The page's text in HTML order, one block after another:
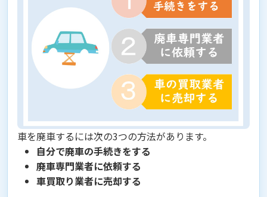
車を廃車するには次の3つの方法があります。
自分で廃車の手続きをする
廃車専門業者に依頼する
車買取り業者に売却する